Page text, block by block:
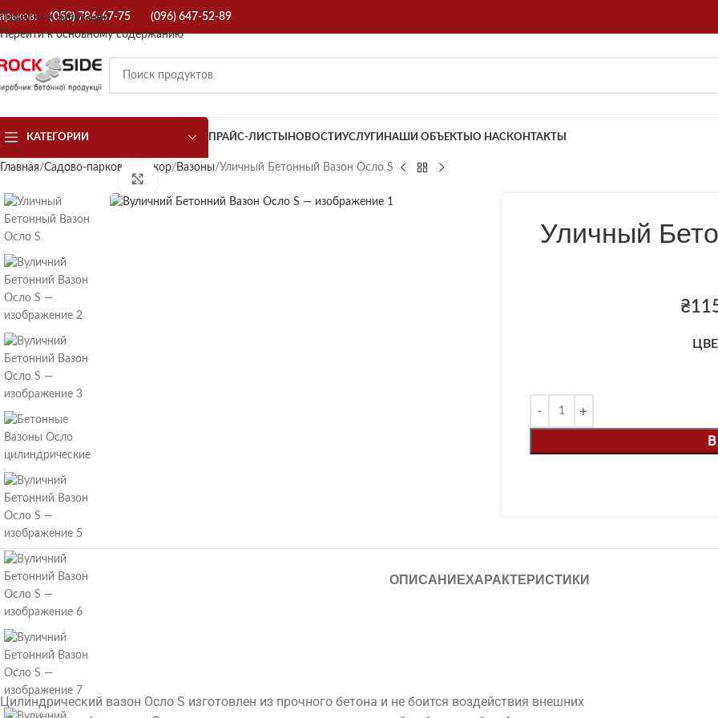
Перейти к навигации
Перейти к основному содержанию
(050) 786-67-75 (096) 647-52-89
КАТЕГОРИИ ПРАЙС-ЛИСТЫ НОВОСТИУСЛУГИ НАШИ ОБЪЕКТЫ О НАСКОНТАКТЫ
Главная Садово-парковый декор Вазоны Уличный Бетонный Вазон Осло S
Уличный
₴
ОПИСАНИЕХАРАКТЕРИСТИКИ
Цилиндрический вазон Осло S изготовлен из прочного бетона и не боится воздействия внешних